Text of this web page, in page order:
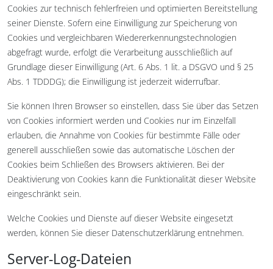
Cookies zur technisch fehlerfreien und optimierten Bereitstellung
seiner Dienste. Sofern eine Einwilligung zur Speicherung von
Cookies und vergleichbaren Wiedererkennungstechnologien
abgefragt wurde, erfolgt die Verarbeitung ausschließlich auf
Grundlage dieser Einwilligung (Art. 6 Abs. 1 lit. a DSGVO und § 25
Abs. 1 TDDDG); die Einwilligung ist jederzeit widerrufbar.
Sie können Ihren Browser so einstellen, dass Sie über das Setzen
von Cookies informiert werden und Cookies nur im Einzelfall
erlauben, die Annahme von Cookies für bestimmte Fälle oder
generell ausschließen sowie das automatische Löschen der
Cookies beim Schließen des Browsers aktivieren. Bei der
Deaktivierung von Cookies kann die Funktionalität dieser Website
eingeschränkt sein.
Welche Cookies und Dienste auf dieser Website eingesetzt
werden, können Sie dieser Datenschutzerklärung entnehmen.
Server-Log-Dateien